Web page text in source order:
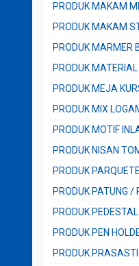
PRODUK MAKAM
PRODUK MAKAM
PRODUK MARMER
PRODUK
PRODUK MEJA
PRODUK MIX
PRODUK MOTIF
PRODUK NISAN
PRODUK
PRODUK PATUNG /
PRODUK
PRODUK PEN
PRODUK